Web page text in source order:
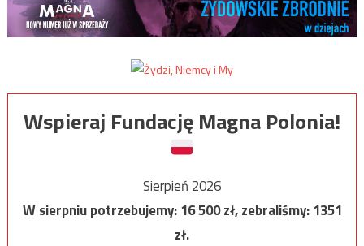
Wspieraj Fundację Magna Polonia!
Sierpień 2026
W sierpniu potrzebujemy:16 500zł, zebraliśmy:1351
zł.